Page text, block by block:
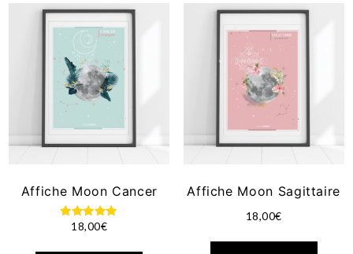
Affiche Moon Cancer
Note
18,00€
Affiche Moon Sagittaire
18,00€